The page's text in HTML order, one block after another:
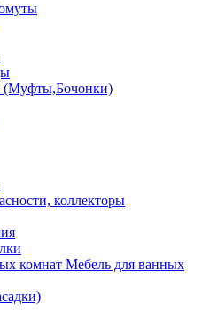
(Муфты,Бочонки)
коллекторы
Мебель для ванных